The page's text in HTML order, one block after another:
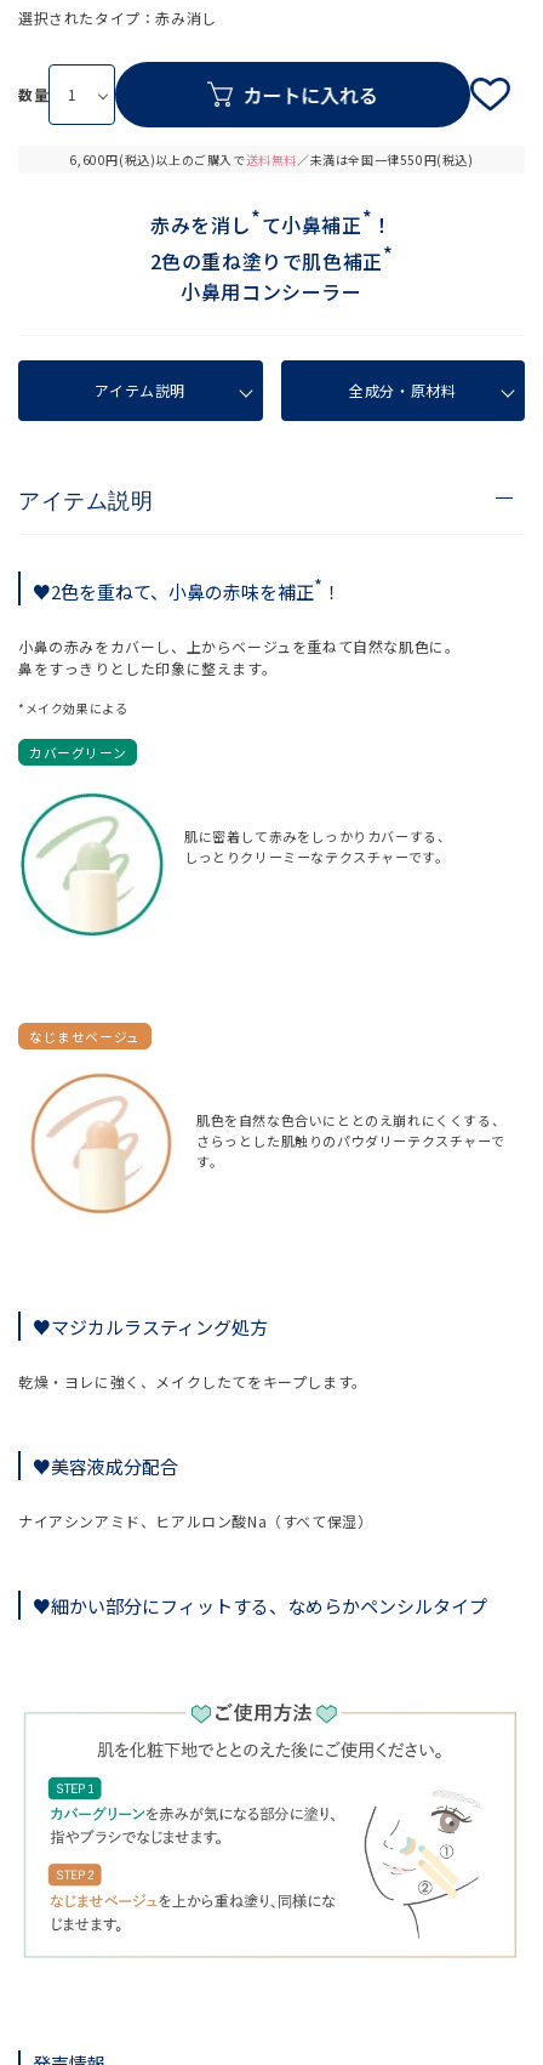
6,600円(税込)以上のご購入で送料無料／未満は全国一律550円(税込)
選択されたタイプ：赤み消し
数量
赤みを消し*て小鼻補正* ！
2色の重ね塗りで肌色補正*
小鼻用コンシーラー
アイテム説明 全成分・原材料
アイテム説明
♥2色を重ねて、小鼻の赤味を補正* ！
小鼻の赤みをカバーし、上からベージュを重ねて自然な肌色に。
鼻をすっきりとした印象に整えます。
*メイク効果による
カバーグリーン
肌に密着して赤みをしっかりカバーする、
しっとりクリーミーなテクスチャーです。
なじませベージュ
肌色を自然な色合いに ととのえ崩れにくくする、
さらっとした肌触りのパウダリーテクスチャーで
す。
♥マジカルラスティング処方
乾燥・ヨレに強く、メイクしたてをキープします。
♥美容液成分配合
ナイアシンアミド、ヒアルロン酸Na （すべて保湿）
♥細かい部分にフィットする、なめらかペンシルタイプ